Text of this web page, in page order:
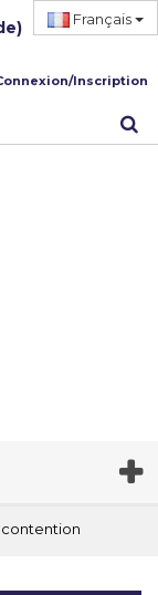
Français
Inscription